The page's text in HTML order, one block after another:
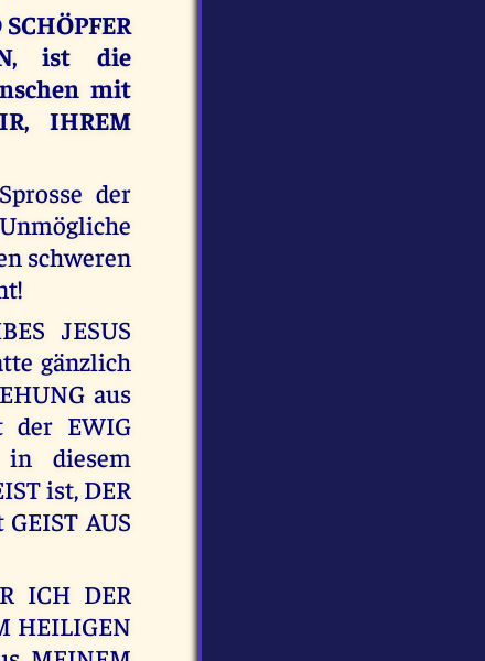
ist die
mit
IHREM
der
schweren
JESUS
gänzlich
aus
der EWIG
in diesem
ist, DER
AUS
ICH DER
HEILIGEN